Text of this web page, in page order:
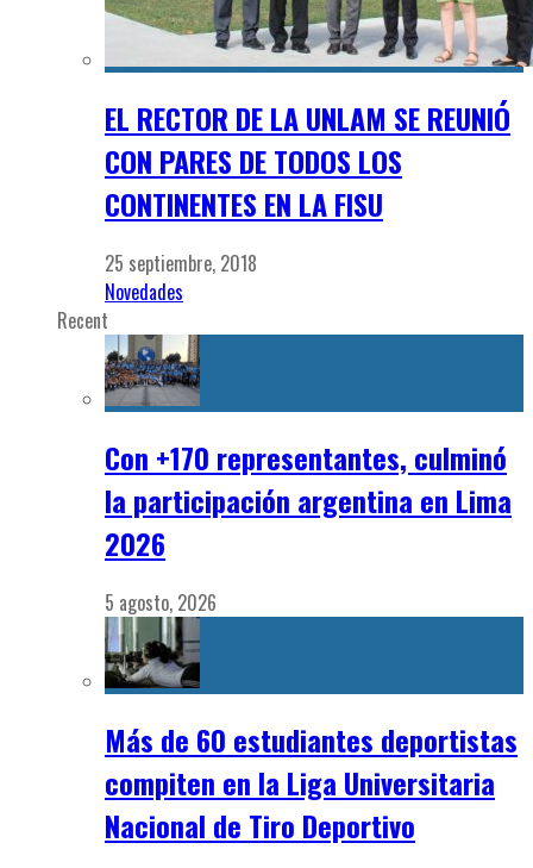
EL RECTOR DE LA UNLAM SE REUNIÓ
CON PARES DE TODOS LOS
CONTINENTES EN LA FISU
25 septiembre, 2018
Novedades
Recent
Con +170 representantes, culminó
la participación argentina en Lima
2026
5 agosto, 2026
Más de 60 estudiantes deportistas
compiten en la Liga Universitaria
Nacional de Tiro Deportivo